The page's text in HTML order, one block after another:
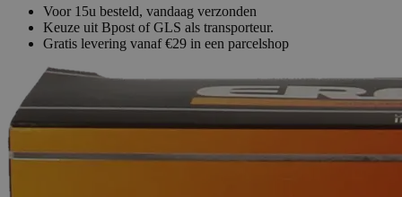
Voor 15u besteld, vandaag verzonden
Keuze uit Bpost of GLS als transporteur.
Gratis levering vanaf €29 in een parcelshop